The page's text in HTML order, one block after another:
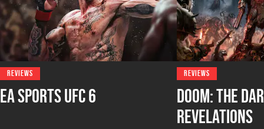
REVIEWS
EA Sports UFC 6
REVIEWS
DOOM: The
Revelations